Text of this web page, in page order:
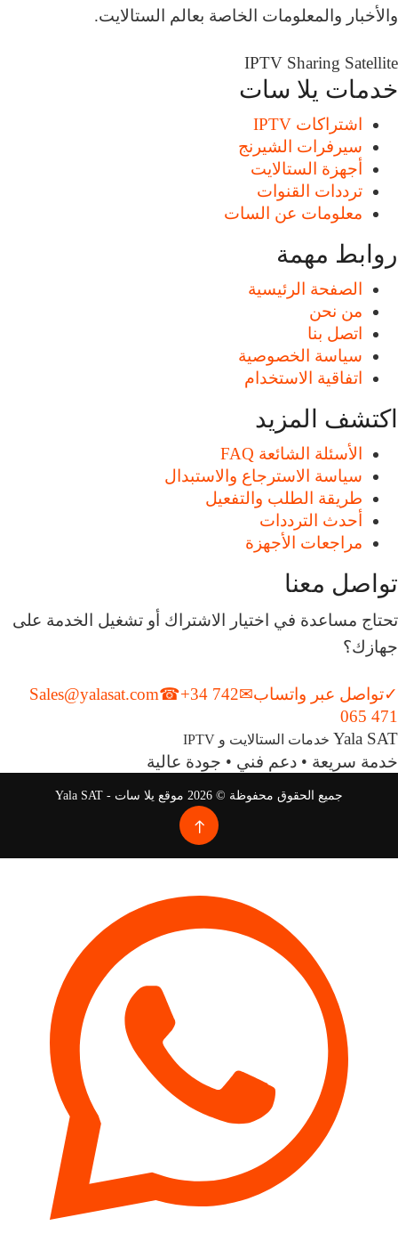
والأخبار والمعلومات الخاصة بعالم الستالايت.
IPTV Sharing Satellite
خدمات يلا سات
اشتراكات IPTV
سيرفرات الشيرنج
أجهزة الستالايت
ترددات القنوات
معلومات عن السات
روابط مهمة
الصفحة الرئيسية
من نحن
اتصل بنا
سياسة الخصوصية
اتفاقية الاستخدام
اكتشف المزيد
الأسئلة الشائعة FAQ
سياسة الاسترجاع والاستبدال
طريقة الطلب والتفعيل
أحدث الترددات
مراجعات الأجهزة
تواصل معنا
تحتاج مساعدة في اختيار الاشتراك أو تشغيل الخدمة على
جهازك؟
✓تواصل عبر واتساب✉
Sales@yalasat.com☎+34 742
065 471
Yala SAT خدمات الستالايت و IPTV
خدمة سريعة • دعم فني • جودة عالية
جميع الحقوق محفوظة © 2026 موقع يلا سات - Yala SAT